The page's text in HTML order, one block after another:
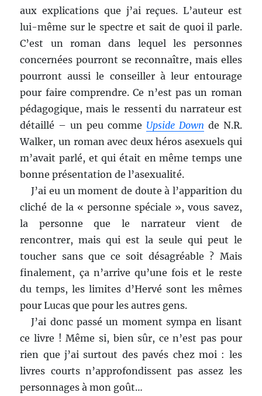
aux explications que j’ai reçues. L’auteur est
lui-même sur le spectre et sait de quoi il parle.
C’est un roman dans lequel les personnes
concernées pourront se reconnaître, mais elles
pourront aussi le conseiller à leur entourage
pour faire comprendre. Ce n’est pas un roman
pédagogique, mais le ressenti du narrateur est
détaillé – un peu comme Upside Down de N.R.
Walker, un roman avec deux héros asexuels qui
m’avait parlé, et qui était en même temps une
bonne présentation de l’asexualité.
J’ai eu un moment de doute à l’apparition du
cliché de la « personne spéciale », vous savez,
la personne que le narrateur vient de
rencontrer, mais qui est la seule qui peut le
toucher sans que ce soit désagréable ? Mais
finalement, ça n’arrive qu’une fois et le reste
du temps, les limites d’Hervé sont les mêmes
pour Lucas que pour les autres gens.
J’ai donc passé un moment sympa en lisant
ce livre ! Même si, bien sûr, ce n’est pas pour
rien que j’ai surtout des pavés chez moi : les
livres courts n’approfondissent pas assez les
personnages à mon goût…